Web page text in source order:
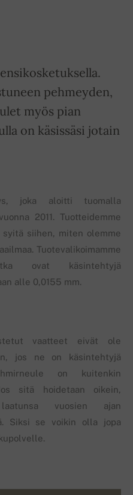
pehmeyden,
myös pian
on käsissäsi jotain
joka aloitti tuomalla
2011. Tuotteidemme
siihen, miten olemme
Tuotevalikoimamme
ovat käsintehtyjä
alle 0,0155 mm.
vaatteet eivät ole
jos ne on käsintehtyjä
on kuitenkin
sitä hoidetaan oikein,
vuosien ajan
Siksi se voikin olla jopa